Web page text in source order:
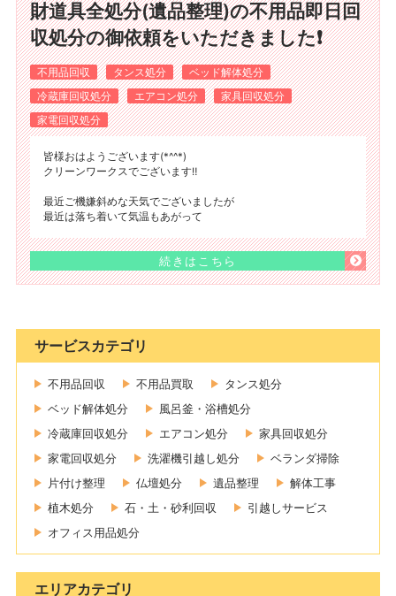
財道具全処分(遺品整理)の不用品即日回
収処分の御依頼をいただきました❗
不用品回収 タンス処分
ベッド解体処分
冷蔵庫回収処分
エアコン処分
家具回収処分
家電回収処分
皆様おはようございます(*^^*)
クリーンワークスでございます‼️
最近ご機嫌斜めな天気でございましたが
最近は落ち着いて気温もあがって
続きはこちら
サービスカテゴリ
不用品回収 不用品買取
タンス処分
ベッド解体処分
風呂釜・浴槽処分
冷蔵庫回収処分
エアコン処分
家具回収処分
家電回収処分
洗濯機引越し処分
ベランダ掃除
片付け整理
仏壇処分 遺品整理
解体工事
植木処分
石・土・砂利回収
引越しサービス
オフィス用品処分
エリアカテゴリ